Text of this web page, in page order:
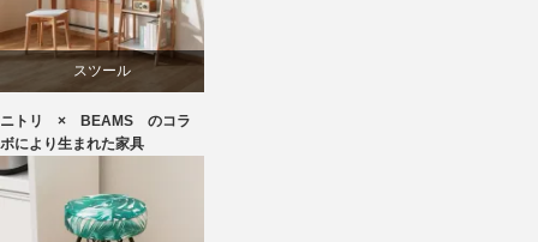
スツール
ニトリ
ビーチ
ニトリ × BEAMS のコラ
ボにより生まれた家具